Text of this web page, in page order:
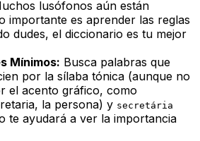
lusófonos aún están
importante es aprender las reglas
dudes, el diccionario es tu mejor
Mínimos: Busca palabras que
por la sílaba tónica (aunque no
el acento gráfico, como
la persona) y secretária
te ayudará a ver la importancia